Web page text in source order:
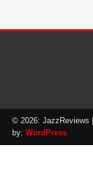
© 2026: JazzReviews
by: WordPress